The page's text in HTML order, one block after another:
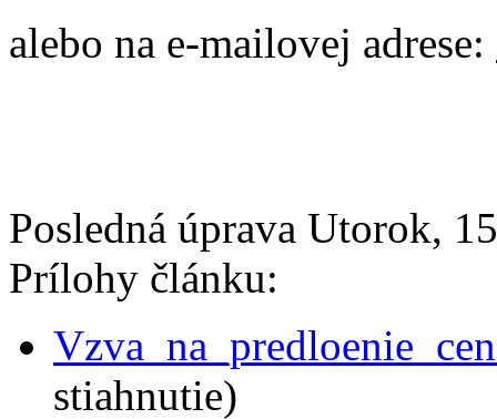
alebo na e-mailovej adrese:
Posledná úprava Utorok,
Prílohy článku:
stiahnutie)